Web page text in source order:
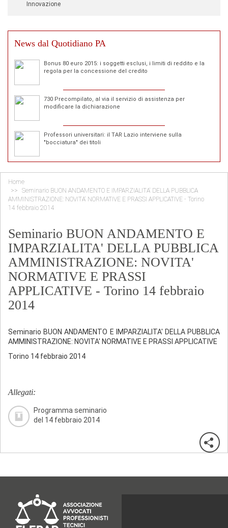
Innovazione
News dal Quotidiano PA
Bonus 80 euro 2015: i soggetti esclusi, i limiti di reddito e la
regola per la concessione del credito
730 Precompilato, al via il servizio di assistenza per
modificare la dichiarazione
Professori universitari: il TAR Lazio interviene sulla
"bocciatura" dei titoli
Home
Seminario BUON ANDAMENTO E IMPARZIALITA' DELLA PUBBLICA
AMMINISTRAZIONE: NOVITA' NORMATIVE E PRASSI APPLICATIVE - Torino
14 febbraio 2014
Seminario BUON ANDAMENTO E
IMPARZIALITA' DELLA PUBBLICA
AMMINISTRAZIONE: NOVITA'
NORMATIVE E PRASSI
APPLICATIVE - Torino 14 febbraio
2014
Seminario BUON ANDAMENTO E IMPARZIALITA' DELLA PUBBLICA
AMMINISTRAZIONE: NOVITA' NORMATIVE E PRASSI APPLICATIVE
Torino 14 febbraio 2014
Allegati:
Programma seminario
del 14 febbraio 2014